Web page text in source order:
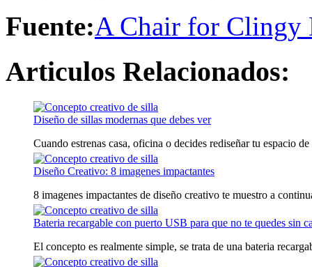
Fuente:A Chair for Clingy
Articulos Relacionados:
Diseño de sillas modernas que debes ver
Cuando estrenas casa, oficina o decides rediseñar tu espacio
Diseño Creativo: 8 imagenes impactantes
8 imagenes impactantes de diseño creativo te muestro a
Bateria recargable con puerto USB para que no te quedes sin
El concepto es realmente simple, se trata de una bateria